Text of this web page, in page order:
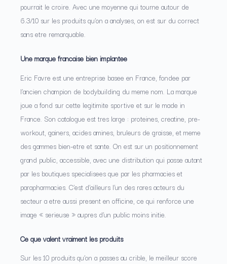
pourrait le croire. Avec une moyenne qui tourne autour de
6.3/10 sur les produits qu’on a analyses, on est sur du correct
sans etre remarquable.
Une marque francaise bien implantee
Eric Favre est une entreprise basee en France, fondee par
l’ancien champion de bodybuilding du meme nom. La marque
joue a fond sur cette legitimite sportive et sur le made in
France. Son catalogue est tres large : proteines, creatine, pre-
workout, gainers, acides amines, bruleurs de graisse, et meme
des gammes bien-etre et sante. On est sur un positionnement
grand public, accessible, avec une distribution qui passe autant
par les boutiques specialisees que par les pharmacies et
parapharmacies. C’est d’ailleurs l’un des rares acteurs du
secteur a etre aussi present en officine, ce qui renforce une
image « serieuse » aupres d’un public moins initie.
Ce que valent vraiment les produits
Sur les 10 produits qu’on a passes au crible, le meilleur score